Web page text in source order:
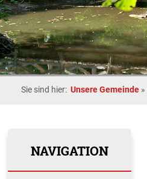
Sie sind hier: Unsere Gemeinde »
NAVIGATION